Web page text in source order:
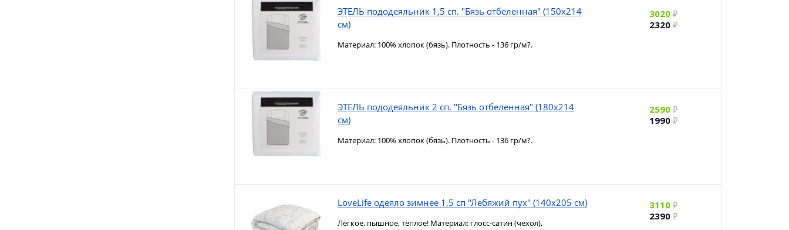
ЭТЕЛЬ пододеяльник 1,5 сп. "Бязь отбеленная" (150х214
см)
Материал: 100% хлопок (бязь). Плотность - 136 гр/м?.
3020
2320
ЭТЕЛЬ пододеяльник 2 сп. "Бязь отбеленная" (180х214
см)
Материал: 100% хлопок (бязь). Плотность - 136 гр/м?.
2590
1990
LoveLife одеяло зимнее 1,5 сп "Лебяжий пух" (140х205 см)
Лёгкое, пышное, тёплое! Материал: глосс-сатин (чехол),
3110
2390